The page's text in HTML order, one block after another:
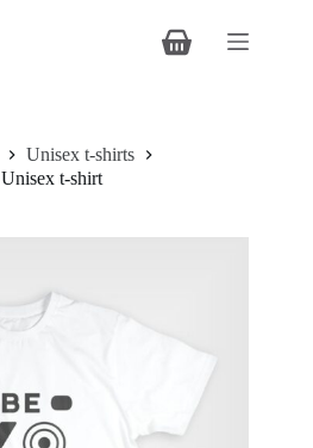
Καλάθι
Unisex t-shirts
Unisex t-shirt